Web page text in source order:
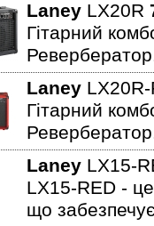
Laney LX20R
Гітарний
Laney
Гітарний
Laney LX15-
LX15-RED -
що